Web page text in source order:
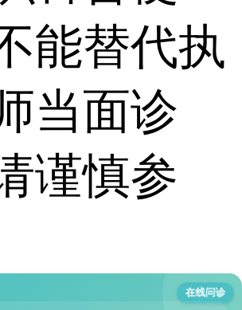
能替代执
当面诊
谨慎参
在线问诊